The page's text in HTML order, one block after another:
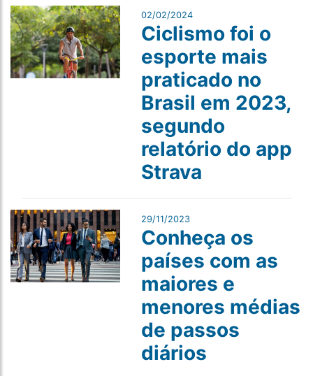
02/02/2024
Ciclismo foi o
esporte mais
praticado no
Brasil em 2023,
segundo
relatório do app
Strava
29/11/2023
Conheça os
países com as
maiores e
menores médias
de passos
diários